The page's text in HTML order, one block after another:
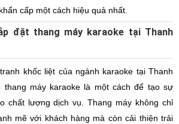
cấp một cách hiệu quả nhất.
đặt thang máy karaoke tại Thanh
khốc liệt của ngành karaoke tại Thanh
thang máy karaoke là một cách để tạo sự
chất lượng dịch vụ. Thang máy không chỉ
mẽ với khách hàng mà còn cải thiện trải